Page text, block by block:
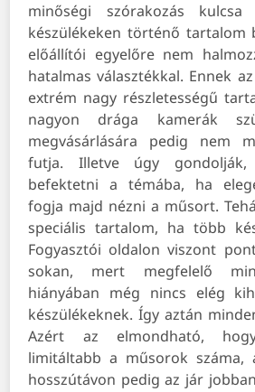
minőségi szórakozás
készülékeken történő tartalom
előállítói egyelőre nem
hatalmas választékkal. Ennek
extrém nagy részletességű
nagyon drága kamerák
megvásárlására pedig nem
futja. Illetve úgy gondolják,
befektetni a témába, ha
fogja majd nézni a műsort.
speciális tartalom, ha több
Fogyasztói oldalon viszont
sokan, mert megfelelő
hiányában még nincs elég
készülékeknek. Így aztán
Azért az elmondható,
limitáltabb a műsorok száma,
hosszútávon pedig az jár